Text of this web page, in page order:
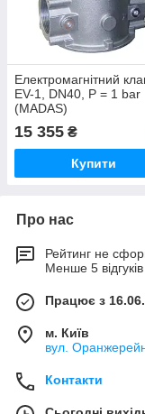
Електромагнітний
EV-1, DN40, P = 1 bar
(MADAS)
15 355 ₴
Купити
Про нас
Рейтинг не
Менше 5 відгуків
Працює з
м. Київ
вул.
Контакти